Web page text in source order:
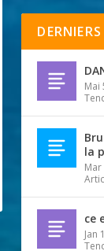
Mai
la
Mar
ce
Jan